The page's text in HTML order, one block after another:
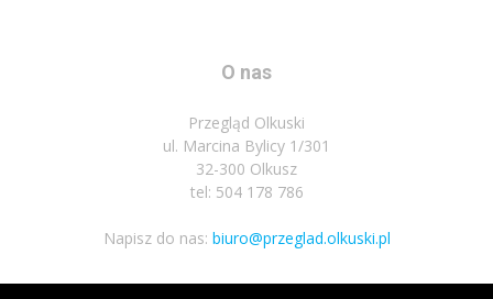
O nas
Przegląd Olkuski
ul. Marcina Bylicy 1/301
32-300 Olkusz
tel: 504 178 786
Napisz do nas: biuro@przeglad.olkuski.pl